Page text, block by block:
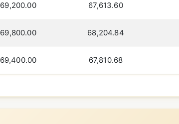
69,200.00 67,613.60
69,800.00 68,204.84
69,400.00 67,810.68